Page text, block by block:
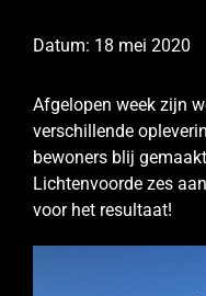
Datum: 18 mei 2020
Afgelopen week zijn
verschillende
bewoners blij
Lichtenvoorde zes
voor het resultaat!